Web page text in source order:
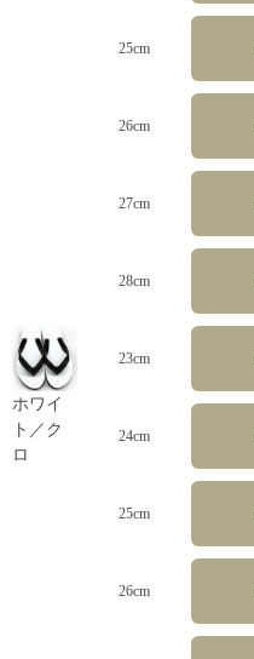
25cm
26cm
27cm
28cm
ホワイ
ト／ク
ロ
23cm
24cm
25cm
26cm